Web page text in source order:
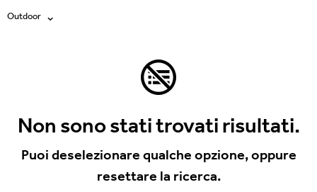
Tutti i prodotti
Mood Evo
Sistema Trybeca
Outdoor
Non sono stati trovati risultati.
Puoi deselezionare qualche opzione, oppure
resettare la ricerca.